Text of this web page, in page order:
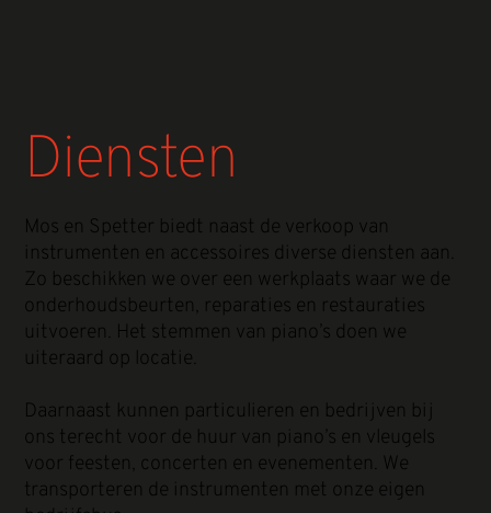
Diensten
Mos en Spetter biedt naast de verkoop van
instrumenten en accessoires diverse diensten aan.
Zo beschikken we over een werkplaats waar we de
onderhoudsbeurten, reparaties en restauraties
uitvoeren. Het stemmen van piano’s doen we
uiteraard op locatie.
Daarnaast kunnen particulieren en bedrijven bij
ons terecht voor de huur van piano’s en vleugels
voor feesten, concerten en evenementen. We
transporteren de instrumenten met onze eigen